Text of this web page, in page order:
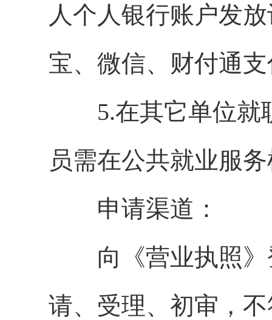
人个人银行账户发
宝、微信、财付通
5.在其它单位就
员需在公共就业服
申请渠道：
向《营业执照》
请、受理、初审，